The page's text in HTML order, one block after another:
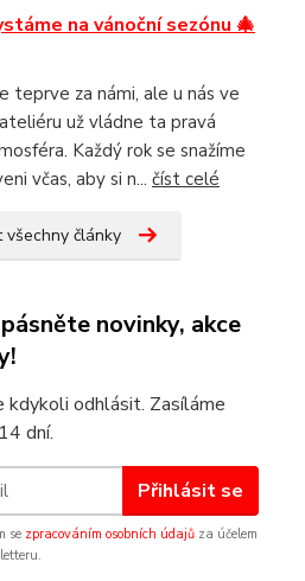
na vánoční sezónu 🎄
teprve za námi, ale u nás ve
už vládne ta pravá
Každý rok se snažíme
včas, aby si n... číst celé
všechny články
novinky, akce
kdykoli odhlásit. Zasíláme
dní.
Přihlásit se
se zpracováním osobních údajů za účelem